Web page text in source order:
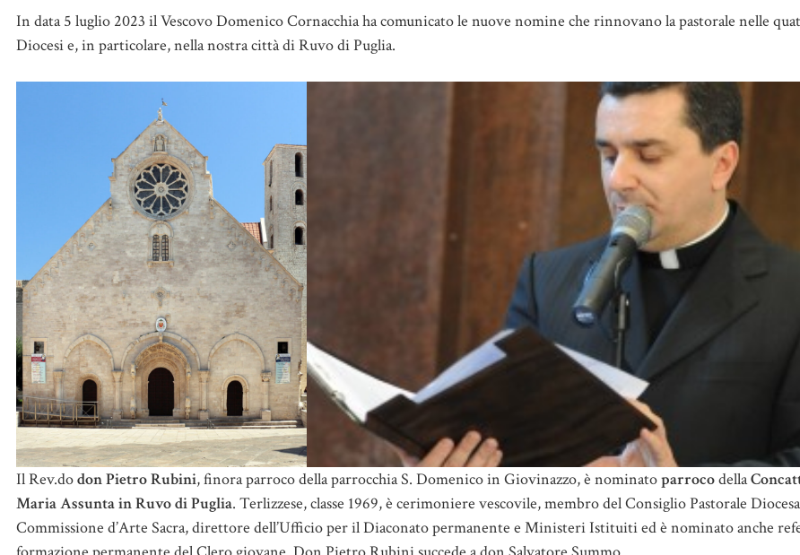
In data 5 luglio 2023 il Vescovo Domenico Cornacchia ha comunicato le nuove nomine che rinnovano la pastorale nelle
Diocesi e, in particolare, nella nostra città di Ruvo di Puglia.
Il Rev.dodon Pietro Rubini, finora parroco della parrocchia S. Domenico in Giovinazzo, è nominatoparrocodella
Maria Assunta in Ruvo di Puglia. Terlizzese, classe 1969, è cerimoniere vescovile, membro del Consiglio Pastorale
Commissione d’Arte Sacra, direttore dell’Ufficio per il Diaconato permanente e Ministeri Istituiti ed è nominato anche